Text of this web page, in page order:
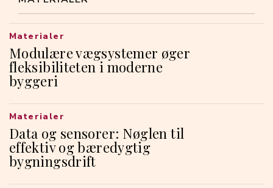
Modulære vægsystemer øger
fleksibiliteten i moderne
byggeri
Materialer
Data og sensorer: Nøglen til
effektiv og bæredygtig
bygningsdrift
Materialer